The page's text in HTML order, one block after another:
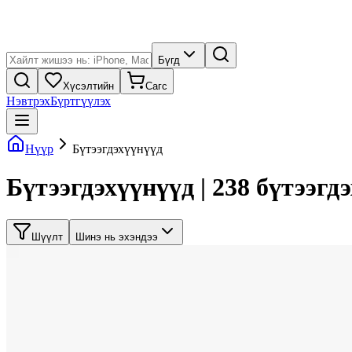
Бүгд
Хүсэлтийн Сагс
НэвтрэхБүртгүүлэх
Нүүр Бүтээгдэхүүнүүд
Бүтээгдэхүүнүүд | 238
Шүүлт Шинэ нь эхэндээ